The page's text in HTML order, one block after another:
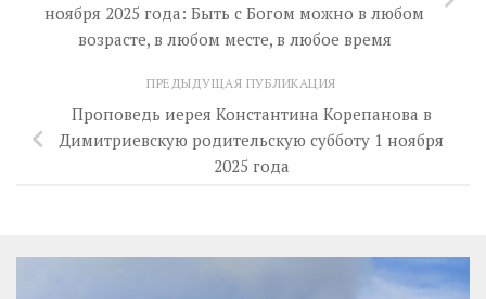
ноября 2025 года: Быть с Богом можно в любом
возрасте, в любом месте, в любое время
ПРЕДЫДУЩАЯ ПУБЛИКАЦИЯ
Проповедь иерея Константина Корепанова в
Димитриевскую родительскую субботу 1 ноября
2025 года